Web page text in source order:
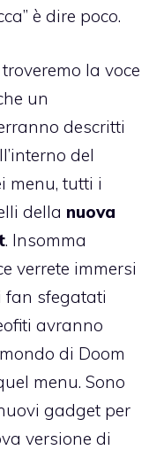
è dire poco.
la voce
un
descritti
del
menu, tutti i
della nuova
. Insomma
verrete immersi
fan sfegatati
avranno
di Doom
menu. Sono
gadget per
versione di